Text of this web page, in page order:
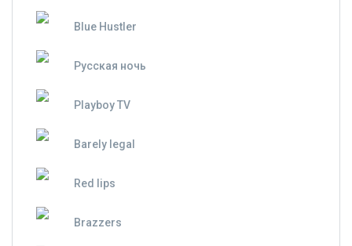
Blue Hustler
Русская ночь
Playboy TV
Barely legal
Red lips
Brazzers